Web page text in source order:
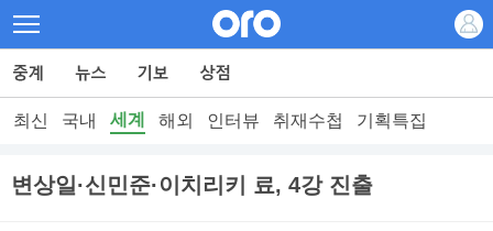
최신 국내 세계 해외 인터뷰 취재수첩 기획특집
변상일·신민준·이치리키 료, 4강 진출